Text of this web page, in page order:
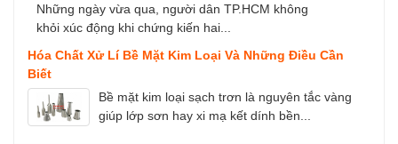
Những ngày vừa qua, người dân TP.HCM không
khỏi xúc động khi chứng kiến hai...
Hóa Chất Xử Lí Bề Mặt Kim Loại Và Những Điều Cần
Biết
Bề mặt kim loại sạch trơn là nguyên tắc vàng
giúp lớp sơn hay xi mạ kết dính bền...